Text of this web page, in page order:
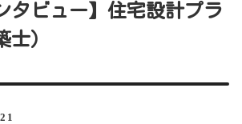
タビュー】住宅設計プラ
士）
進路